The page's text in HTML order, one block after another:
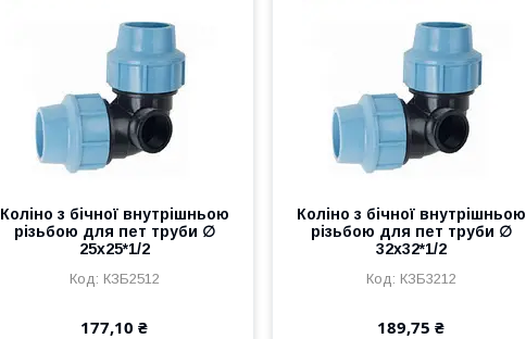
Коліно з бічної внутрішньою
різьбою для пет труби ∅
25х25*1/2
КЗБ2512
177,10 ₴
Коліно з бічної внутрішньою
різьбою для пет труби ∅
32х32*1/2
КЗБ3212
189,75 ₴